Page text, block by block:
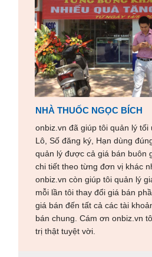
NHÀ THUỐC NGỌC BÍCH
onbiz.vn đã giúp tôi quản lý
Lô, Số đăng ký, Hạn dùng
quản lý được cả giá bán buôn
chi tiết theo từng đơn vị khác
onbiz.vn còn giúp tôi quản lý
mỗi lần tôi thay đổi giá bán
giá bán đến tất cả các tài
bán chung. Cám ơn onbiz.vn
trị thật tuyệt vời.